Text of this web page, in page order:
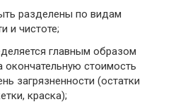
разделены по видам
и чистоте;
главным образом
окончательную стоимость
загрязненности (остатки
краска);